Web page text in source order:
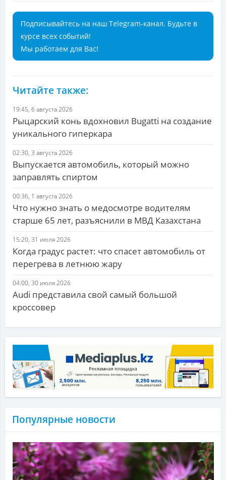
Подписывайтесь на наш Telegram-канал. Будьте в
курсе всех событий!
Мы работаем для Вас!
Читайте также:
19:45, 6 августа 2026
Рыцарский конь вдохновил Bugatti на создание
уникального гиперкара
02:30, 3 августа 2026
Выпускается автомобиль, который можно
заправлять спиртом
00:36, 1 августа 2026
Что нужно знать о медосмотре водителям
старше 65 лет, разъяснили в МВД Казахстана
15:20, 31 июля 2026
Когда градус растет: что спасет автомобиль от
перегрева в летнюю жару
04:00, 30 июля 2026
Audi представила свой самый большой
кроссовер
Популярные новости